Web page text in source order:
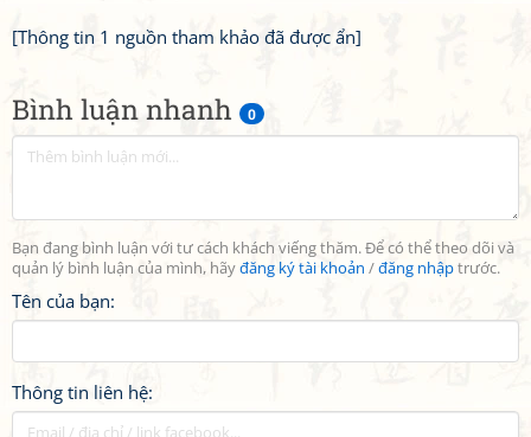
Bình luận nhanh 0
Bạn đang bình luận với tư cách khách viếng thăm. Để có thể theo dõi và
quản lý bình luận của mình, hãyđăng ký tài khoản /đăng nhậptrước.
Tên của bạn:
Thông tin liên hệ:
[Thông tin 1 nguồn tham khảo đã được ẩn]